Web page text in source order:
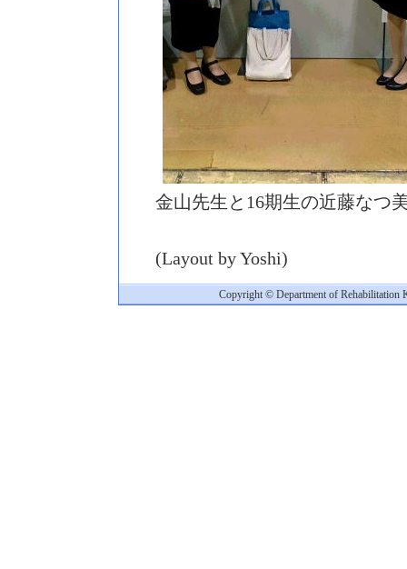
金山先生と16期生の近藤なつ
(Layout by Yoshi)
Copyright © Department of Rehabilitation